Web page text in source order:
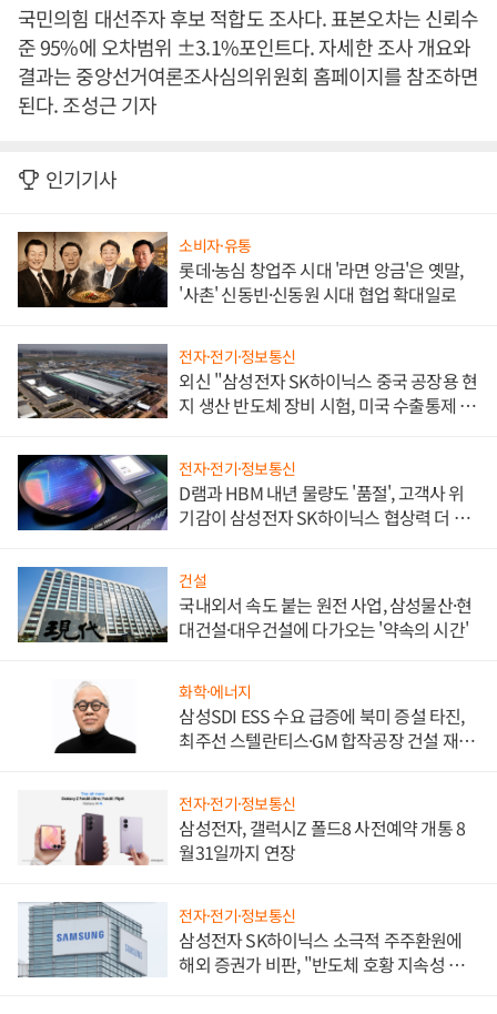
국민의힘 대선주자 후보 적합도 조사다. 표본오차는 신뢰수
준 95%에 오차범위 ±3.1%포인트다. 자세한 조사 개요와
결과는 중앙선거여론조사심의위원회 홈페이지를 참조하면
된다. 조성근 기자
인기기사
소비자·유통
롯데·농심 창업주 시대 '라면 앙금'은 옛말,
'사촌' 신동빈·신동원 시대 협업 확대일로
전자·전기·정보통신
외신 "삼성전자 SK하이닉스 중국 공장용 현
지 생산 반도체 장비 시험, 미국 수출통제 대
전자·전기·정보통신
D램과 HBM 내년 물량도 '품절', 고객사 위
기감이 삼성전자 SK하이닉스 협상력 더 키
건설
국내외서 속도 붙는 원전 사업, 삼성물산·현
대건설·대우건설에 다가오는 '약속의 시간'
화학·에너지
삼성SDI ESS 수요 급증에 북미 증설 타진,
최주선 스텔란티스·GM 합작공장 건설 재추
전자·전기·정보통신
삼성전자, 갤럭시Z 폴드8 사전예약 개통 8
월31일까지 연장
전자·전기·정보통신
삼성전자 SK하이닉스 소극적 주주환원에
해외 증권가 비판, "반도체 호황 지속성 의